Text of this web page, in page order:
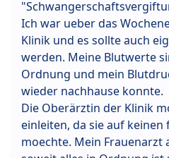
Ich war ueber das
Klinik und es sollte auch
werden. Meine Blutwerte
Ordnung und mein
wieder nachhause konnte.
Die Oberärztin der Klinik
einleiten, da sie auf keinen
moechte. Mein Frauenarzt